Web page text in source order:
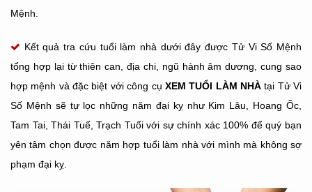
Mệnh.
Kết quả tra cứu tuổi làm nhà dưới đây được Tử Vi Số Mệnh
tổng hợp lại từ thiên can, địa chi, ngũ hành âm dương, cung sao
hợp mệnh và đặc biệt với công cụ XEM TUỔI LÀM NHÀtại Tử Vi
Số Mệnh sẽ tự lọc những năm đại kỵ như Kim Lâu, Hoang Ốc,
Tam Tai, Thái Tuế, Trạch Tuổi với sự chính xác 100% để quý bạn
yên tâm chọn được năm hợp tuổi làm nhà với mình mà không sợ
phạm đại kỵ.